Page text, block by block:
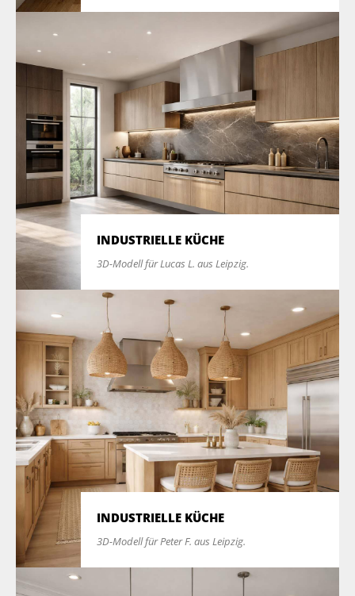
INDUSTRIELLE KÜCHE
3D-Modell für Lucas L. aus Leipzig.
INDUSTRIELLE KÜCHE
3D-Modell für Peter F. aus Leipzig.